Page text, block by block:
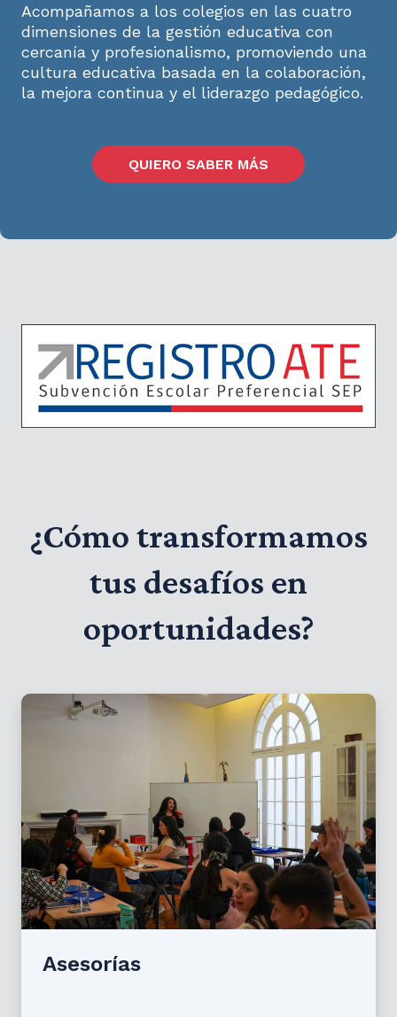
Acompañamos a los colegios en las cuatro
dimensiones de la gestión educativa con
cercanía y profesionalismo, promoviendo una
cultura educativa basada en la colaboración,
la mejora continua y el liderazgo pedagógico.
QUIERO SABER MÁS
¿Cómo transformamos
tus desafíos en
oportunidades?
Asesorías